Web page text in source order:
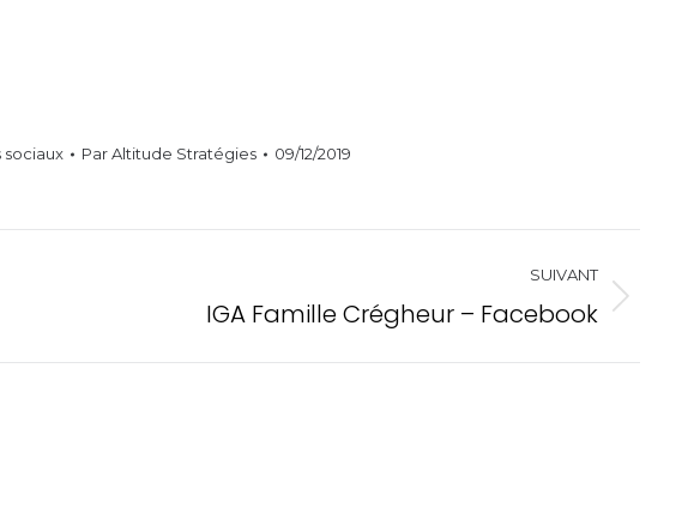
sociaux ParAltitude Stratégies 09/12/2019
SUIVANT
IGA Famille Crégheur – Facebook